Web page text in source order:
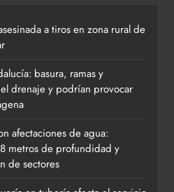
a tiros en zona rural de
basura, ramas y
drenaje y podrían provocar
afectaciones de agua:
metros de profundidad y
de sectores